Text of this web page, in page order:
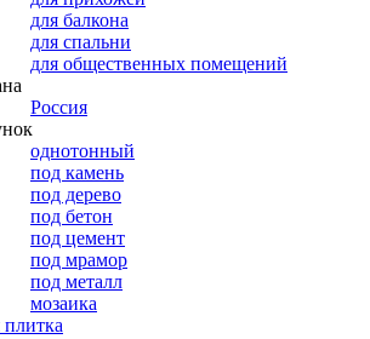
для балкона
для спальни
для общественных помещений
Россия
однотонный
под камень
под дерево
под бетон
под цемент
под мрамор
под металл
мозаика
плитка